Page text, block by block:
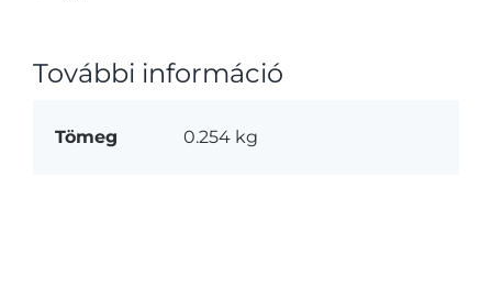
További információ
Tömeg 0.254 kg